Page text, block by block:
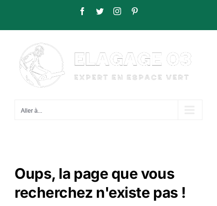
Facebook
TwitterInstagram
Aller à...
Oups, la page que vous
recherchez n'existe pas !